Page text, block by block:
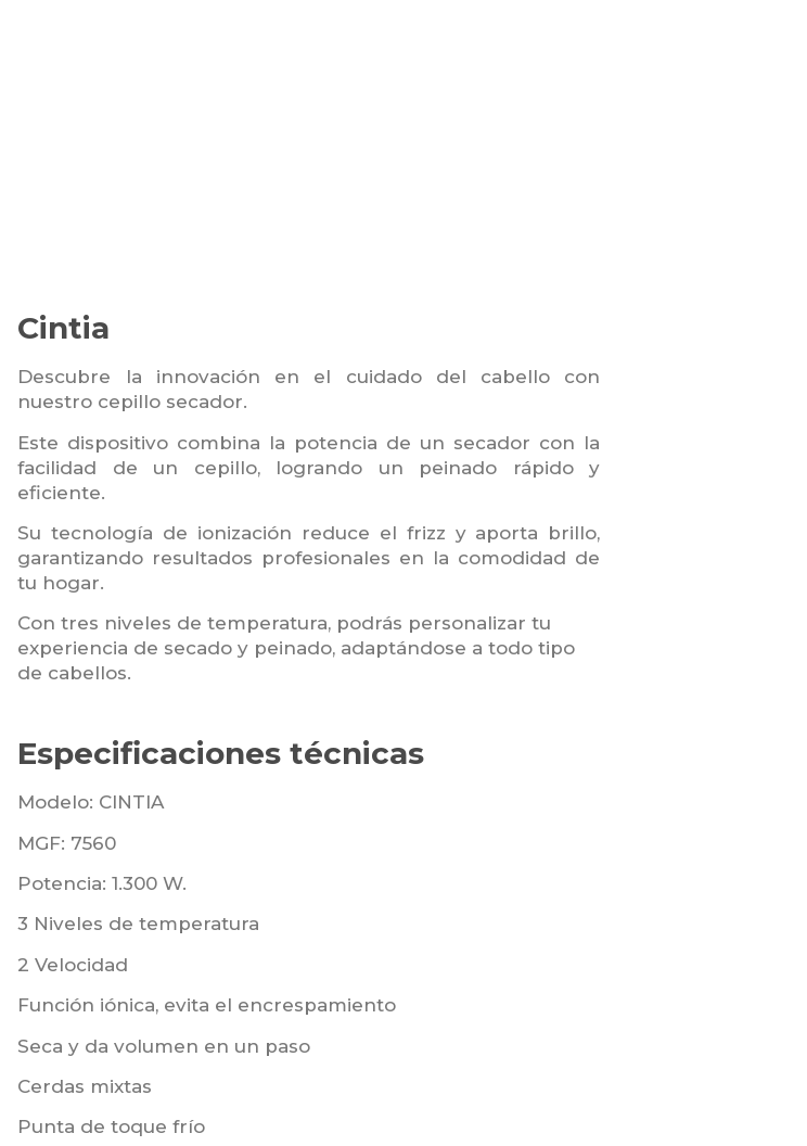
Cintia
Descubre la innovación en el cuidado del cabello con
nuestro cepillo secador.
Este dispositivo combina la potencia de un secador con la
facilidad de un cepillo, logrando un peinado rápido y
eficiente.
Su tecnología de ionización reduce el frizz y aporta brillo,
garantizando resultados profesionales en la comodidad de
tu hogar.
Con tres niveles de temperatura, podrás personalizar tu
experiencia de secado y peinado, adaptándose a todo tipo
de cabellos.
Especificaciones técnicas
Modelo: CINTIA
MGF: 7560
Potencia: 1.300 W.
3 Niveles de temperatura
2 Velocidad
Función iónica, evita el encrespamiento
Seca y da volumen en un paso
Cerdas mixtas
Punta de toque frío